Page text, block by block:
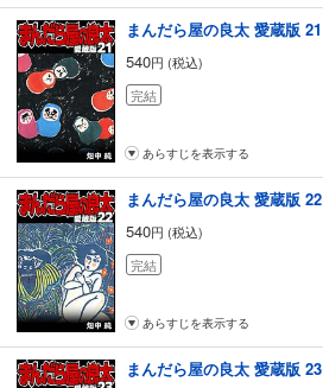
まんだら屋の良太 愛蔵版 21
540円 (税込)
完結
あらすじを表示する
まんだら屋の良太 愛蔵版 22
540円 (税込)
完結
あらすじを表示する
まんだら屋の良太 愛蔵版 23